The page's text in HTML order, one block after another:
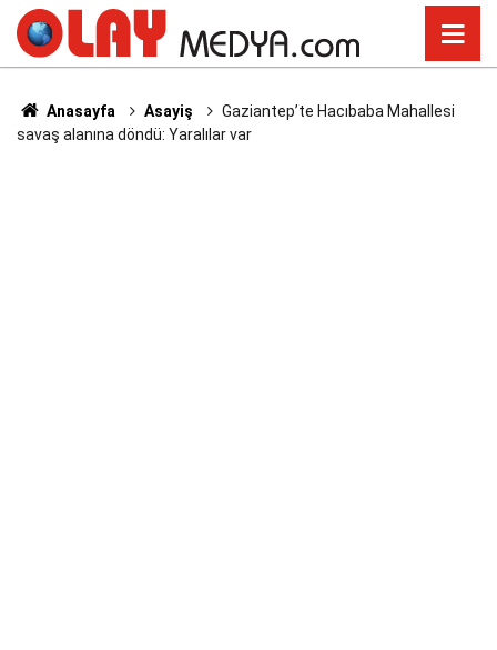
Anasayfa Asayiş
Gaziantep’te Hacıbaba Mahallesi
savaş alanına döndü: Yaralılar var